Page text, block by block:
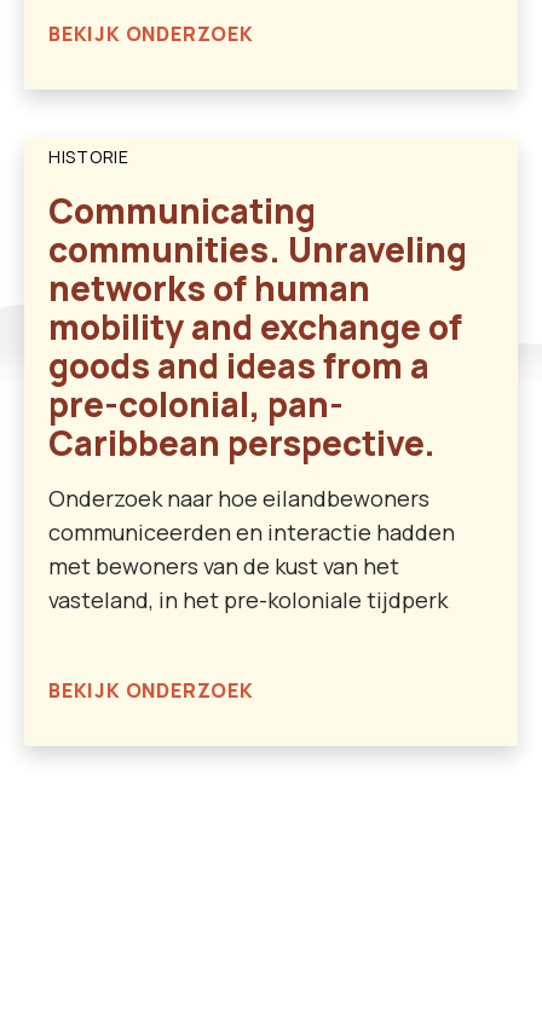
BEKIJK ONDERZOEK
HISTORIE
Communicating
communities. Unraveling
networks of human
mobility and exchange of
goods and ideas from a
pre-colonial, pan-
Caribbean perspective.
Onderzoek naar hoe eilandbewoners
communiceerden en interactie hadden
met bewoners van de kust van het
vasteland, in het pre-koloniale tijdperk
BEKIJK ONDERZOEK